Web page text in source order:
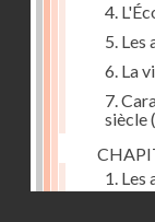
4.
5. Les
6. La
7.
siècle
1. Les